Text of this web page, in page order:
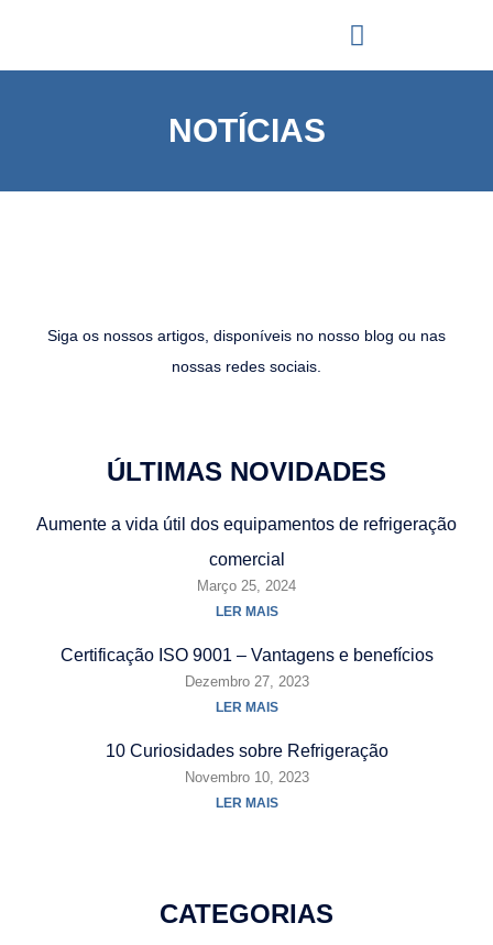
NOTÍCIAS
Siga os nossos artigos, disponíveis no nosso blog ou nas
nossas redes sociais.
ÚLTIMAS NOVIDADES
Aumente a vida útil dos equipamentos de refrigeração
comercial
Março 25, 2024
LER MAIS
Certificação ISO 9001 – Vantagens e benefícios
Dezembro 27, 2023
LER MAIS
10 Curiosidades sobre Refrigeração
Novembro 10, 2023
LER MAIS
CATEGORIAS